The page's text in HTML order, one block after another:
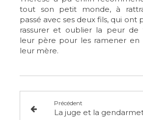
tout son petit monde, à
passé avec ses deux fils, qui ont
rassurer et oublier la peur de
leur père pour les ramener en
leur mère.
Précédent